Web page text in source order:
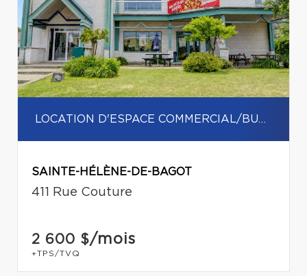
LOCATION D'ESPACE COMMERCIAL/BUREAU
SAINTE-HÉLÈNE-DE-BAGOT
411 Rue Couture
2 600 $/mois
+TPS/TVQ